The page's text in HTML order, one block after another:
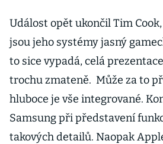
Událost opět ukončil Tim
jsou jeho systémy jasný
to sice vypadá, celá
trochu zmateně. Může za to
hluboce je vše integrované.
Samsung při představení
takových detailů. Naopak